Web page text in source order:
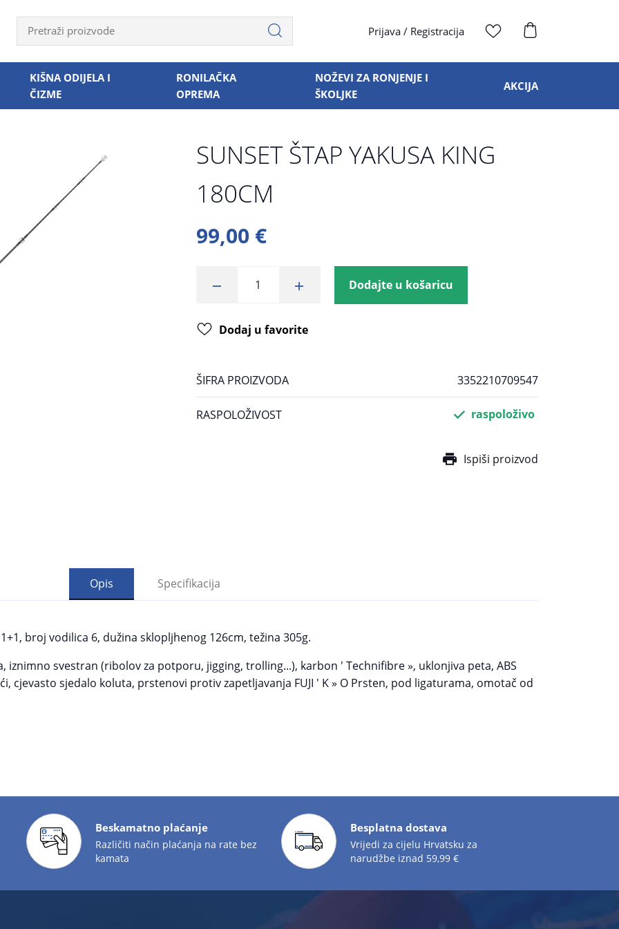
Prijava / Registracija
KIŠNA ODIJELA I
ČIZME
RONILAČKA
OPREMA
NOŽEVI ZA RONJENJE I
ŠKOLJKE
AKCIJA
SUNSET ŠTAP YAKUSA KING
180CM
99,00 €
Dodajte u košaricu
Dodaj u favorite
ŠIFRA PROIZVODA 3352210709547
RASPOLOŽIVOST raspoloživo
Ispiši proizvod
Opis Specifikacija
1+1, broj vodilica 6, dužina sklopljhenog 126cm, težina 305g.
iznimno svestran (ribolov za potporu, jigging, trolling...), karbon ' Technifibre », uklonjiva peta, ABS
cjevasto sjedalo koluta, prstenovi protiv zapetljavanja FUJI ' K » O Prsten, pod ligaturama, omotač od
Beskamatno plaćanje
Različiti način plaćanja na rate bez
kamata
Besplatna dostava
Vrijedi za cijelu Hrvatsku za
narudžbe iznad 59,99 €